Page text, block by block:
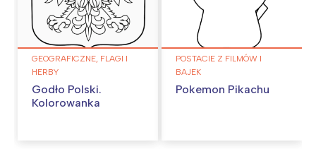
GEOGRAFICZNE, FLAGI I
HERBY
Godło Polski.
Kolorowanka
POSTACIE Z FILMÓW I
BAJEK
Pokemon Pikachu